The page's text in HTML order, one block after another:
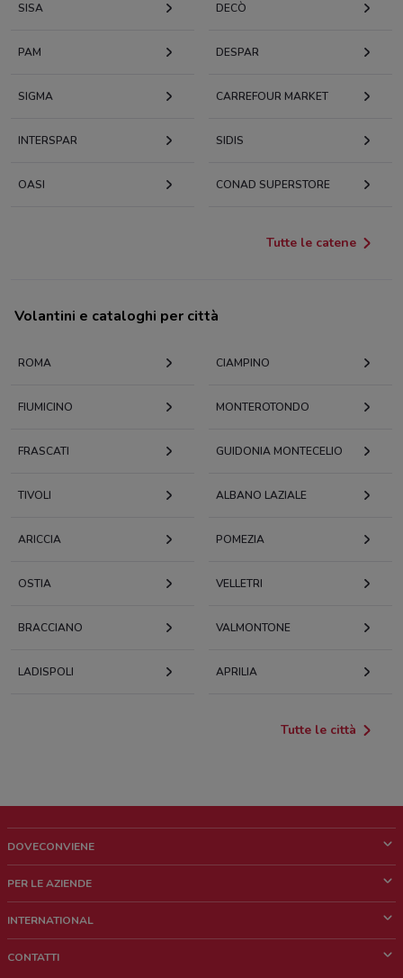
SISA DECÒ
PAM DESPAR
SIGMA CARREFOUR MARKET
INTERSPAR SIDIS
OASI CONAD SUPERSTORE
Tutte le catene
Volantini e cataloghi per città
ROMA CIAMPINO
FIUMICINO MONTEROTONDO
FRASCATI GUIDONIA MONTECELIO
TIVOLI ALBANO LAZIALE
ARICCIA POMEZIA
OSTIA VELLETRI
BRACCIANO VALMONTONE
LADISPOLI APRILIA
Tutte le città
DOVECONVIENE
Chi siamo
Lavora con noi
PER LE AZIENDE
Richieste commerciali e marketing
INTERNATIONAL
CONTATTI